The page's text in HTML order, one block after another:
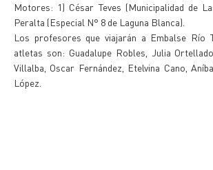
Motores: 1) César Teves (Municipalidad de
Peralta (Especial N° 8 de Laguna Blanca).
Los profesores que viajarán a Embalse Río
atletas son: Guadalupe Robles, Julia
Villalba, Oscar Fernández, Etelvina Cano,
López.